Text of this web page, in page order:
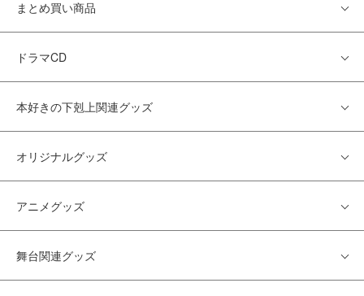
まとめ買い商品
ドラマCD
本好きの下剋上関連グッズ
オリジナルグッズ
アニメグッズ
舞台関連グッズ